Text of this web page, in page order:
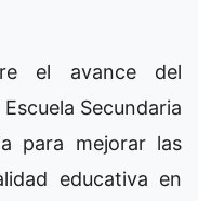
el avance del
Secundaria
para mejorar las
educativa en